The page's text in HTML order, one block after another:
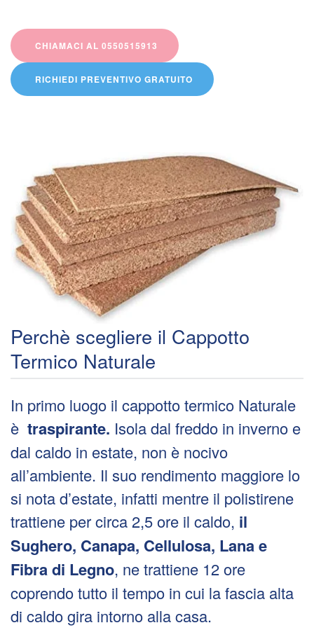
CHIAMACI AL 0550515913
RICHIEDI PREVENTIVO GRATUITO
Perchè scegliere il Cappotto
Termico Naturale
In primo luogo il cappotto termico Naturale
è traspirante. Isola dal freddo in inverno e
dal caldo in estate, non è nocivo
all’ambiente. Il suo rendimento maggiore lo
si nota d’estate, infatti mentre il polistirene
trattiene per circa 2,5 ore il caldo, il
Sughero, Canapa, Cellulosa, Lana e
Fibra di Legno, ne trattiene 12 ore
coprendo tutto il tempo in cui la fascia alta
di caldo gira intorno alla casa.